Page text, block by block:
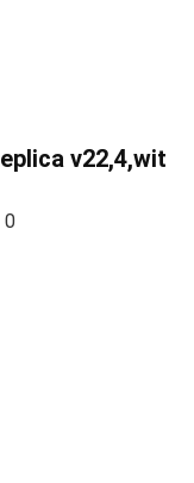
v22,4,wit
0